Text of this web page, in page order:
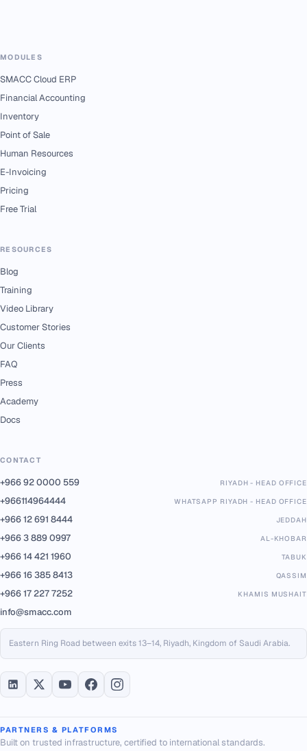
MODULES
SMACC Cloud ERP
Financial Accounting
Inventory
Point of Sale
Human Resources
E-Invoicing
Pricing
Free Trial
RESOURCES
Blog
Training
Video Library
Customer Stories
Our Clients
FAQ
Press
Academy
Docs
CONTACT
+966 92 0000 559 RIYADH - HEAD OFFICE
+966114964444 WHATSAPP RIYADH - HEAD OFFICE
+966 12 691 8444 JEDDAH
+966 3 889 0997 AL-KHOBAR
+966 14 421 1960 TABUK
+966 16 385 8413 QASSIM
+966 17 227 7252 KHAMIS MUSHAIT
info@smacc.com
Eastern Ring Road between exits 13–14, Riyadh, Kingdom of Saudi Arabia.
PARTNERS & PLATFORMS
Built on trusted infrastructure, certified to international standards.